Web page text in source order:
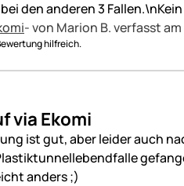
den anderen 3
- von Marion B.verfasst am
hilfreich.
via Ekomi
ist gut, aber leider auch
anders ;)